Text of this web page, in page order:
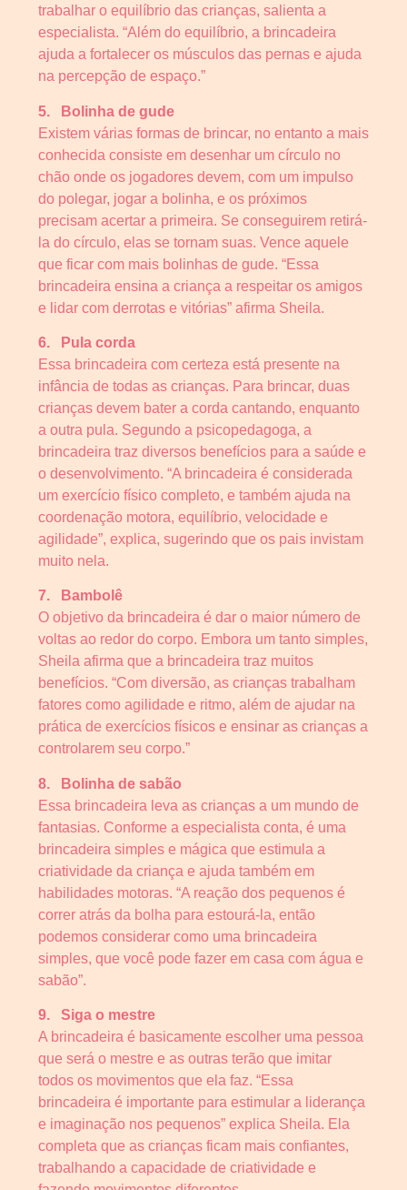
trabalhar o equilíbrio das crianças, salienta a
especialista. “Além do equilíbrio, a brincadeira
ajuda a fortalecer os músculos das pernas e ajuda
na percepção de espaço.”
5.
Bolinha de gude
Existem várias formas de brincar, no entanto a mais
conhecida consiste em desenhar um círculo no
chão onde os jogadores devem, com um impulso
do polegar, jogar a bolinha, e os próximos
precisam acertar a primeira. Se conseguirem retirá-
la do círculo, elas se tornam suas. Vence aquele
que ficar com mais bolinhas de gude. “Essa
brincadeira ensina a criança a respeitar os amigos
e lidar com derrotas e vitórias” afirma Sheila.
6.
Pula corda
Essa brincadeira com certeza está presente na
infância de todas as crianças. Para brincar, duas
crianças devem bater a corda cantando, enquanto
a outra pula. Segundo a psicopedagoga, a
brincadeira traz diversos benefícios para a saúde e
o desenvolvimento. “A brincadeira é considerada
um exercício físico completo, e também ajuda na
coordenação motora, equilíbrio, velocidade e
agilidade”, explica, sugerindo que os pais invistam
muito nela.
7.
Bambolê
O objetivo da brincadeira é dar o maior número de
voltas ao redor do corpo. Embora um tanto simples,
Sheila afirma que a brincadeira traz muitos
benefícios. “Com diversão, as crianças trabalham
fatores como agilidade e ritmo, além de ajudar na
prática de exercícios físicos e ensinar as crianças a
controlarem seu corpo.”
8.
Bolinha de sabão
Essa brincadeira leva as crianças a um mundo de
fantasias. Conforme a especialista conta, é uma
brincadeira simples e mágica que estimula a
criatividade da criança e ajuda também em
habilidades motoras. “A reação dos pequenos é
correr atrás da bolha para estourá-la, então
podemos considerar como uma brincadeira
simples, que você pode fazer em casa com água e
sabão”.
9.
Siga o mestre
A brincadeira é basicamente escolher uma pessoa
que será o mestre e as outras terão que imitar
todos os movimentos que ela faz. “Essa
brincadeira é importante para estimular a liderança
e imaginação nos pequenos” explica Sheila. Ela
completa que as crianças ficam mais confiantes,
trabalhando a capacidade de criatividade e